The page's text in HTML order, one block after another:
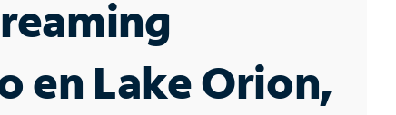
en Lake Orion,